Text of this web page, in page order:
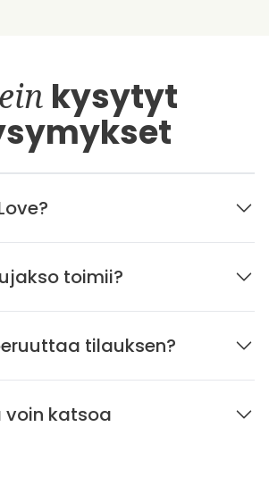
kysytyt
toimii?
tilauksen?
katsoa